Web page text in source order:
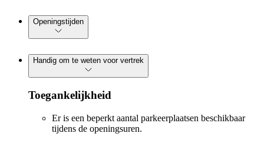
Openingstijden
Handig om te weten voor vertrek
Toegankelijkheid
Er is een beperkt aantal parkeerplaatsen beschikbaar
tijdens de openingsuren.